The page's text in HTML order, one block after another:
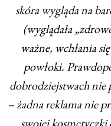
skóra wygląda na
(wyglądała
ważne, wchłania
powłoki.
dobrodziejstwach nie
– żadna reklama nie